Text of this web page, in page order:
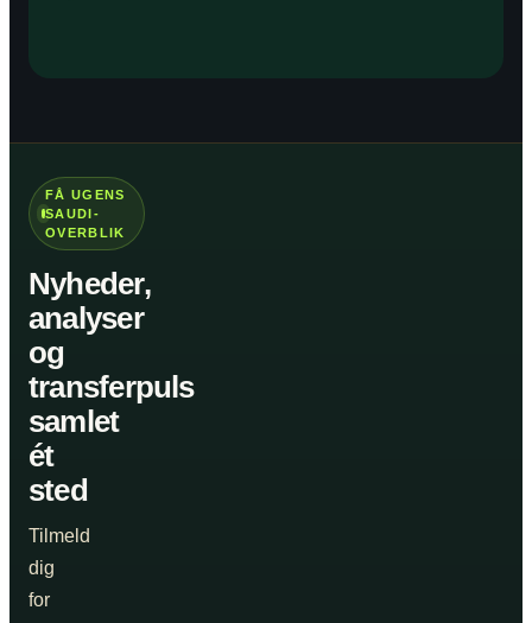
FÅ UGENS
SAUDI-
OVERBLIK
Nyheder,
analyser
og
transferpuls
samlet
ét
sted
Tilmeld
dig
for